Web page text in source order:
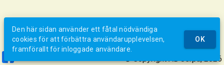
© Copyright AB Jerpa, 2026
Den här sidan använder ett fåtal nödvändiga
cookies för att förbättra användarupplevelsen,
framförallt för inloggade användare.
OK